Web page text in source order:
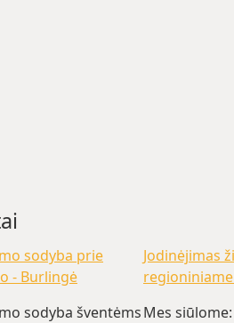
sodyba prie
- Burlingė
sodyba šventėms
Jodinėjimas
Mes